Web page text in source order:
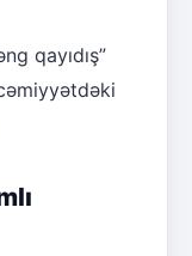
qayıdış”